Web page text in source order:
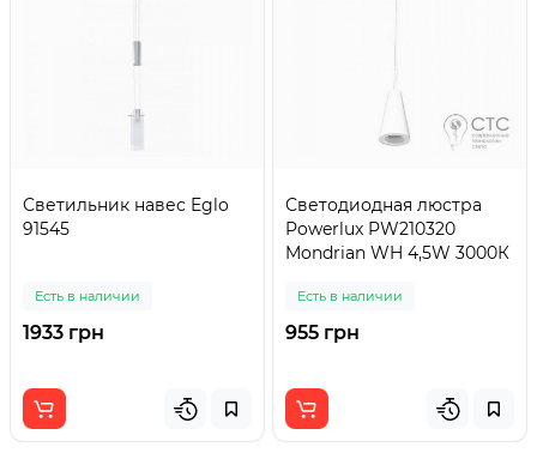
Светильник навес Eglo
91545
Есть в наличии
1933 грн
Светодиодная люстра
Powerlux PW210320
Mondrian WH 4,5W 3000К
Есть в наличии
955 грн